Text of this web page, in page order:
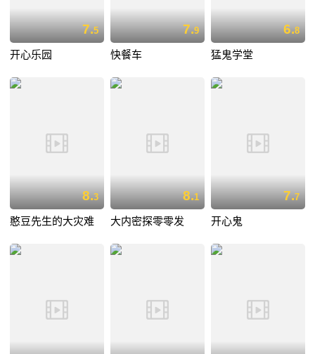
7.5
开心乐园
7.9
快餐车
6.8
猛鬼学堂
8.3
憨豆先生的大灾难
8.1
大内密探零零发
7.7
开心鬼